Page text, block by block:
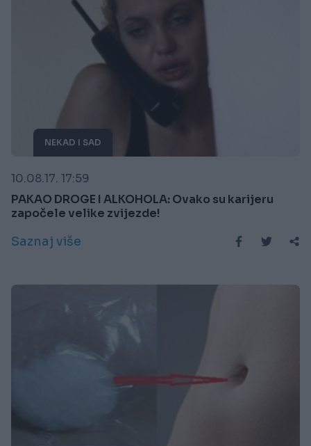
NEKAD I SAD
10.08.17. 17:59
PAKAO DROGE I ALKOHOLA: Ovako su karijeru
započele velike zvijezde!
Saznaj više